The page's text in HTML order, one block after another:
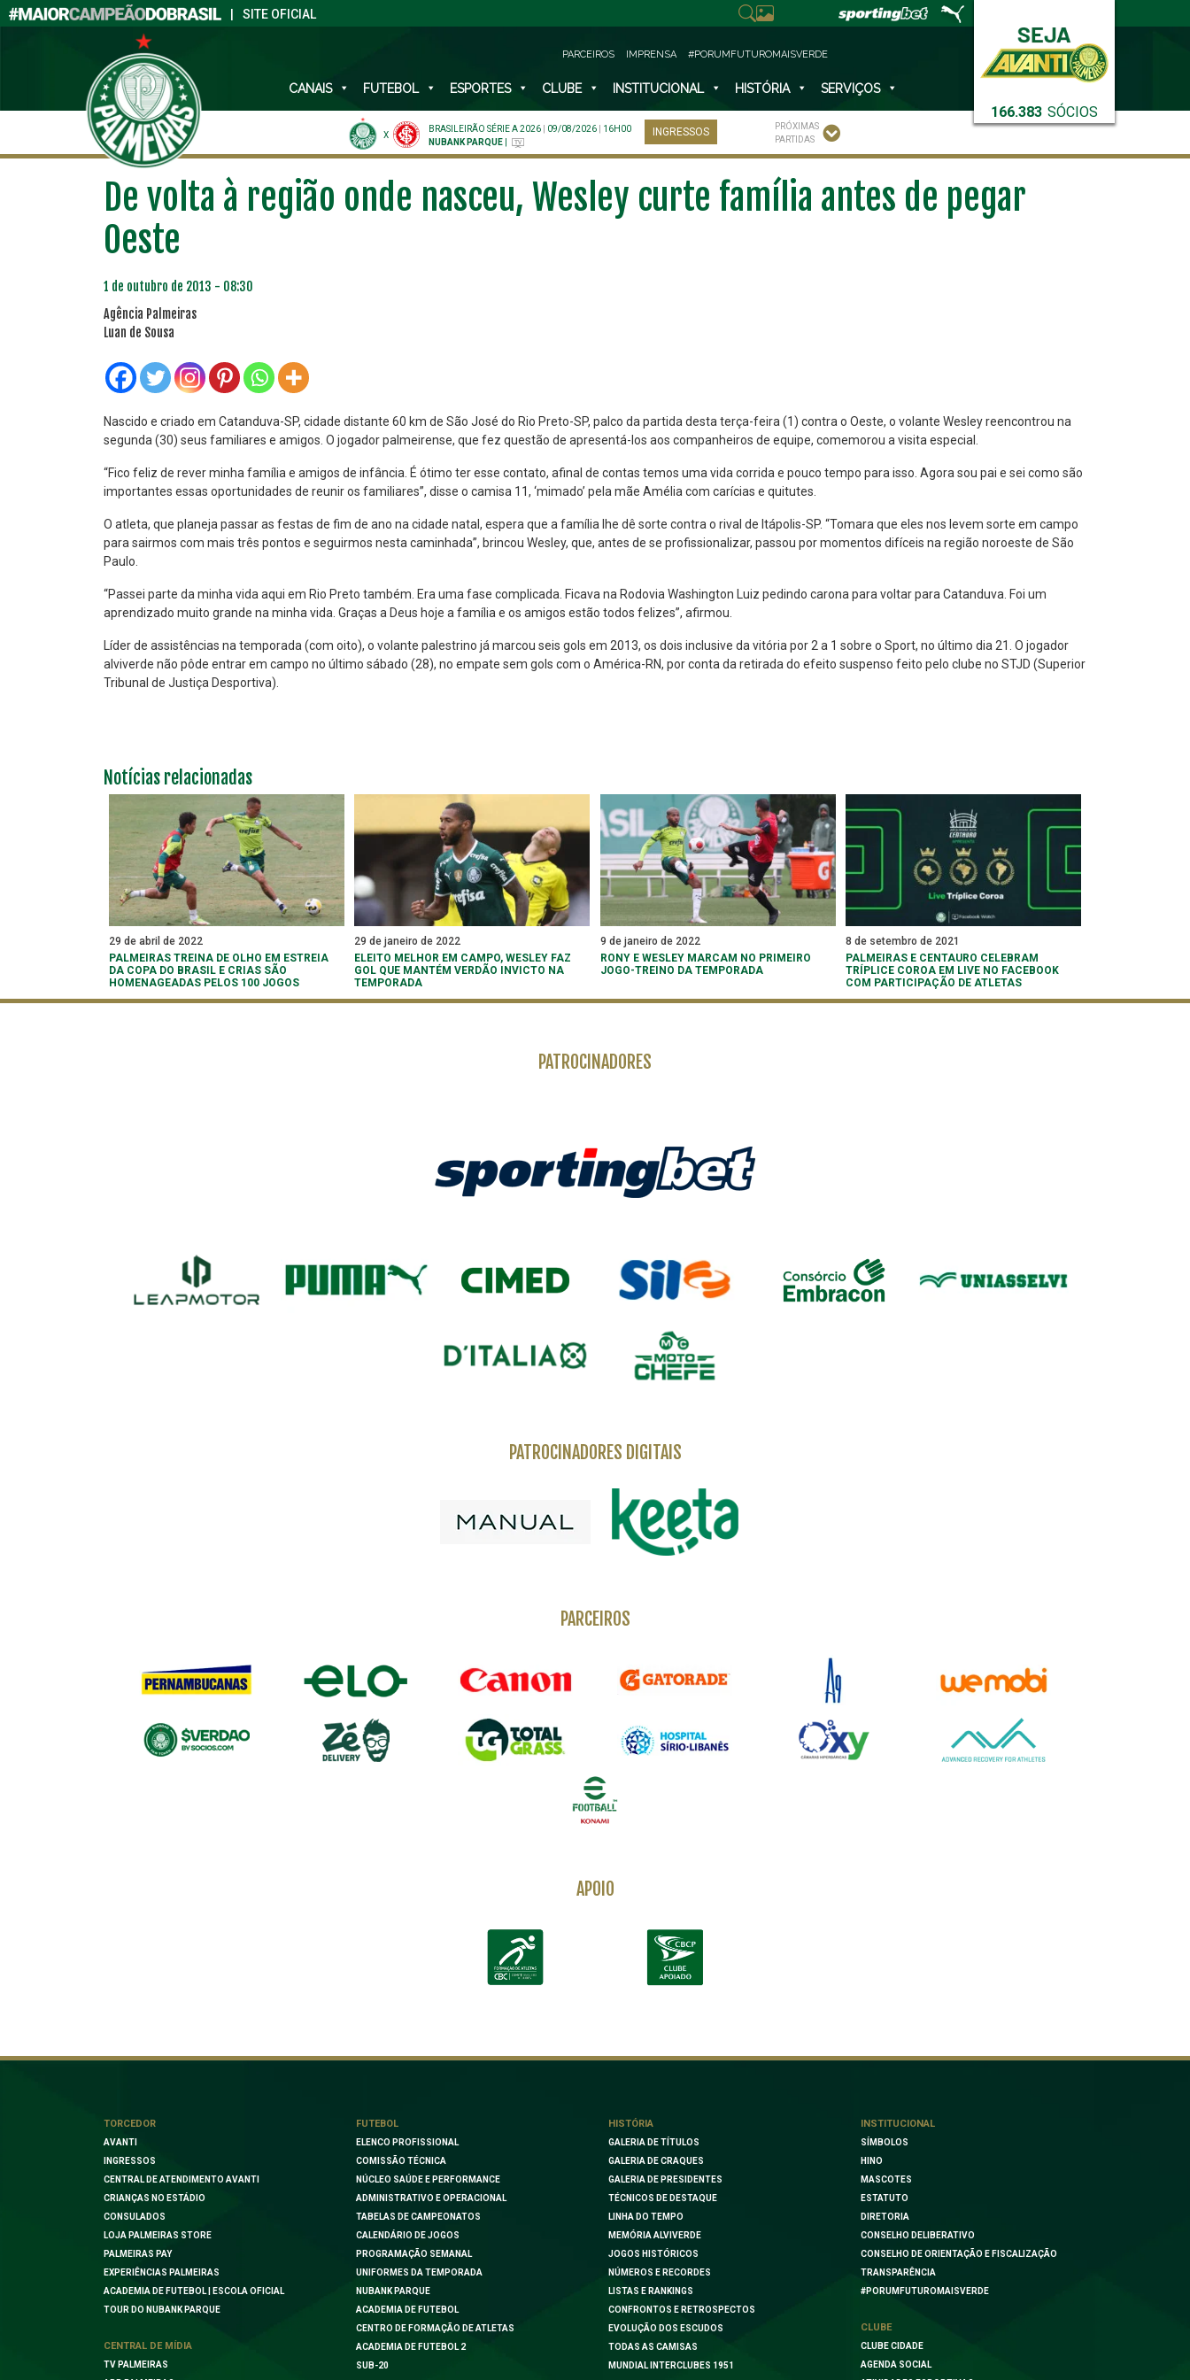
SITE OFICIAL
166.383 SÓCIOS
PARCEIROS IMPRENSA #PORUMFUTUROMAISVERDE
CANAIS FUTEBOL ESPORTES CLUBE INSTITUCIONAL HISTÓRIA SERVIÇOS
X
BRASILEIRÃO SÉRIE A 2026 09/08/2026
16H00
NUBANK PARQUE
INGRESSOS
PRÓXIMAS
PARTIDAS
De volta à região onde nasceu, Wesley curte família antes de pegar
Oeste
1 de outubro de 2013 - 08:30
Agência Palmeiras
Luan de Sousa
Nascido e criado em Catanduva-SP, cidade distante 60 km de São José do Rio Preto-SP, palco da partida desta terça-feira (1) contra o Oeste, o volante Wesley reencontrou na
segunda (30) seus familiares e amigos. O jogador palmeirense, que fez questão de apresentá-los aos companheiros de equipe, comemorou a visita especial.
“Fico feliz de rever minha família e amigos de infância. É ótimo ter esse contato, afinal de contas temos uma vida corrida e pouco tempo para isso. Agora sou pai e sei como são
importantes essas oportunidades de reunir os familiares”, disse o camisa 11, ‘mimado’ pela mãe Amélia com carícias e quitutes.
O atleta, que planeja passar as festas de fim de ano na cidade natal, espera que a família lhe dê sorte contra o rival de Itápolis-SP. “Tomara que eles nos levem sorte em campo
para sairmos com mais três pontos e seguirmos nesta caminhada”, brincou Wesley, que, antes de se profissionalizar, passou por momentos difíceis na região noroeste de São
Paulo.
“Passei parte da minha vida aqui em Rio Preto também. Era uma fase complicada. Ficava na Rodovia Washington Luiz pedindo carona para voltar para Catanduva. Foi um
aprendizado muito grande na minha vida. Graças a Deus hoje a família e os amigos estão todos felizes”, afirmou.
Líder de assistências na temporada (com oito), o volante palestrino já marcou seis gols em 2013, os dois inclusive da vitória por 2 a 1 sobre o Sport, no último dia 21. O jogador
alviverde não pôde entrar em campo no último sábado (28), no empate sem gols com o América-RN, por conta da retirada do efeito suspenso feito pelo clube no STJD (Superior
Tribunal de Justiça Desportiva).
Notícias relacionadas
29 de abril de 2022
PALMEIRAS TREINA DE OLHO EM ESTREIA
DA COPA DO BRASIL E CRIAS SÃO
HOMENAGEADAS PELOS 100 JOGOS
29 de janeiro de 2022
ELEITO MELHOR EM CAMPO, WESLEY FAZ
GOL QUE MANTÉM VERDÃO INVICTO NA
TEMPORADA
9 de janeiro de 2022
RONY E WESLEY MARCAM NO PRIMEIRO
JOGO-TREINO DA TEMPORADA
8 de setembro de 2021
PALMEIRAS E CENTAURO CELEBRAM
TRÍPLICE COROA EM LIVE NO FACEBOOK
COM PARTICIPAÇÃO DE ATLETAS
PATROCINADORES
PATROCINADORES DIGITAIS
PARCEIROS
APOIO
TORCEDOR
AVANTI
INGRESSOS
CENTRAL DE ATENDIMENTO AVANTI
CRIANÇAS NO ESTÁDIO
CONSULADOS
LOJA PALMEIRAS STORE
PALMEIRAS PAY
EXPERIÊNCIAS PALMEIRAS
ACADEMIA DE FUTEBOL | ESCOLA OFICIAL
TOUR DO NUBANK PARQUE
CENTRAL DE MÍDIA
TV PALMEIRAS
FUTEBOL
ELENCO PROFISSIONAL
COMISSÃO TÉCNICA
NÚCLEO SAÚDE E PERFORMANCE
ADMINISTRATIVO E OPERACIONAL
TABELAS DE CAMPEONATOS
CALENDÁRIO DE JOGOS
PROGRAMAÇÃO SEMANAL
UNIFORMES DA TEMPORADA
NUBANK PARQUE
ACADEMIA DE FUTEBOL
CENTRO DE FORMAÇÃO DE ATLETAS
ACADEMIA DE FUTEBOL 2
SUB-20
HISTÓRIA
GALERIA DE TÍTULOS
GALERIA DE CRAQUES
GALERIA DE PRESIDENTES
TÉCNICOS DE DESTAQUE
LINHA DO TEMPO
MEMÓRIA ALVIVERDE
JOGOS HISTÓRICOS
NÚMEROS E RECORDES
LISTAS E RANKINGS
CONFRONTOS E RETROSPECTOS
EVOLUÇÃO DOS ESCUDOS
TODAS AS CAMISAS
MUNDIAL INTERCLUBES 1951
INSTITUCIONAL
SÍMBOLOS
HINO
MASCOTES
ESTATUTO
DIRETORIA
CONSELHO DELIBERATIVO
CONSELHO DE ORIENTAÇÃO E FISCALIZAÇÃO
TRANSPARÊNCIA
#PORUMFUTUROMAISVERDE
CLUBE
CLUBE CIDADE
AGENDA SOCIAL